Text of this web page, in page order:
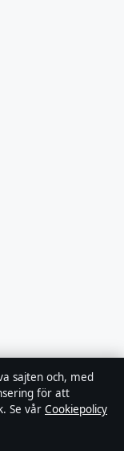
sajten och, med
för att
Se vår Cookiepolicy